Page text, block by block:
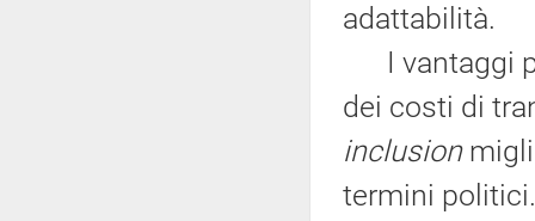
adattabilità.
I vantaggi
dei costi di
inclusion
termini